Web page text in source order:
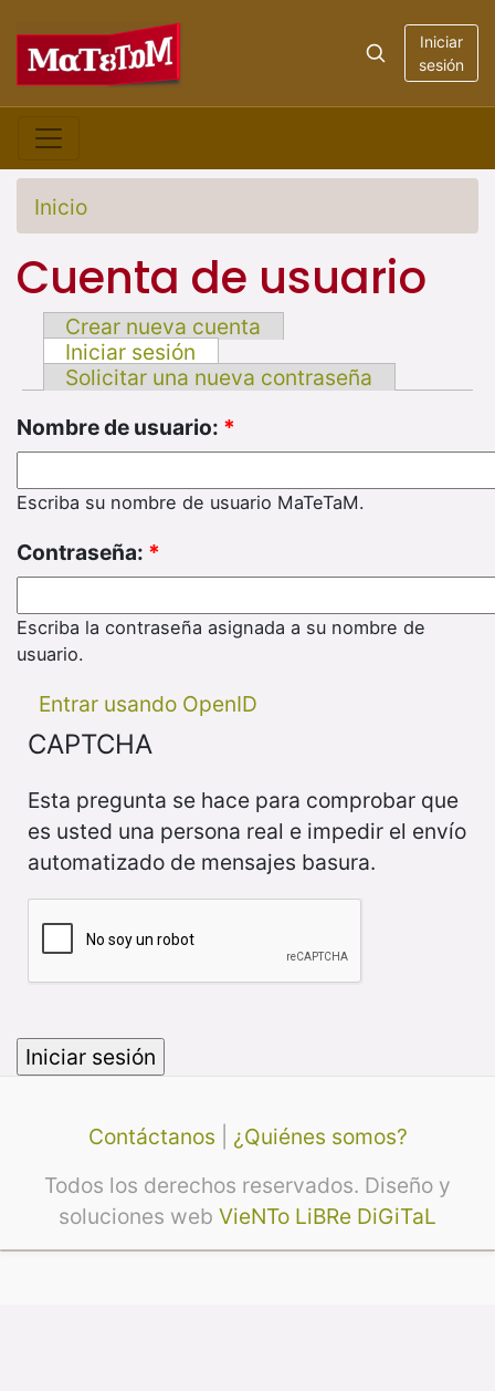
Iniciar
sesión
Inicio
Cuenta de usuario
Crear nueva cuenta
Iniciar sesión
Solicitar una nueva contraseña
Nombre de usuario: *
Escriba su nombre de usuario MaTeTaM.
Contraseña: *
Escriba la contraseña asignada a su nombre de
usuario.
Entrar usando OpenID
CAPTCHA
Esta pregunta se hace para comprobar que
es usted una persona real e impedir el envío
automatizado de mensajes basura.
Contáctanos
¿Quiénes somos?
Todos los derechos reservados. Diseño y
soluciones web VieNTo LiBRe DiGiTaL